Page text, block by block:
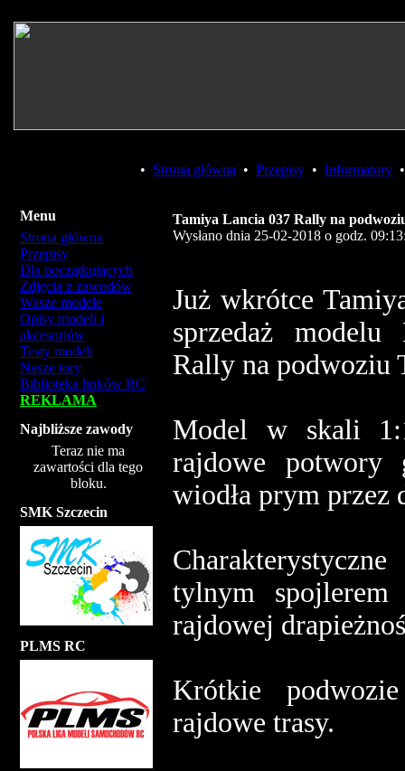
• Strona główna • Przepisy • Informatory
Menu
Strona główna
Przepisy
Dla początkujących
Zdjęcia z zawodów
Wasze modele
Opisy modeli i
akcesoriów
Testy modeli
Nasze tory
Biblioteka linków RC
REKLAMA
Najbliższe zawody
Teraz nie ma
zawartości dla tego
bloku.
SMK Szczecin
PLMS RC
Tamiya Lancia 037 Rally na
Wysłano dnia 25-02-2018 o godz.
Już wkrótce
sprzedaż modelu
Rally na podwoziu
Model w skali
rajdowe
wiodła prym przez
tylnym spojlerem
rajdowej
Krótkie
rajdowe trasy.